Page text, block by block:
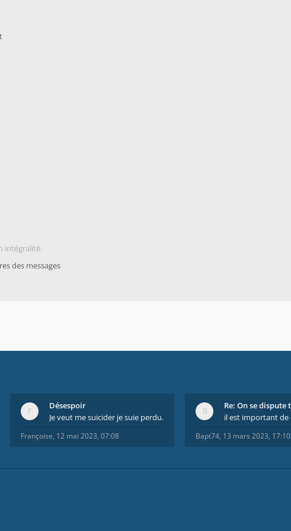
intégralité.
des messages
Désespoir
Je veut me suicider je suie perdu.
Françoise, 12 mai 2023, 07:08 Bapt74, 13 mars 2023, 17:10